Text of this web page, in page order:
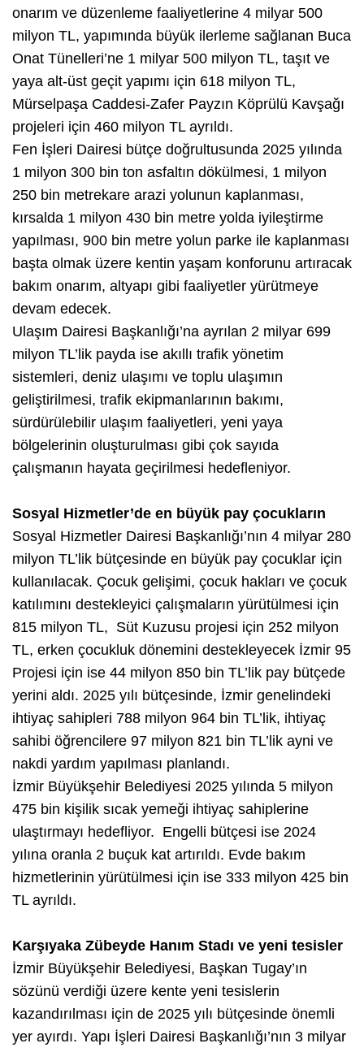
onarım ve düzenleme faaliyetlerine 4 milyar 500
milyon TL, yapımında büyük ilerleme sağlanan Buca
Onat Tünelleri’ne 1 milyar 500 milyon TL, taşıt ve
yaya alt-üst geçit yapımı için 618 milyon TL,
Mürselpaşa Caddesi-Zafer Payzın Köprülü Kavşağı
projeleri için 460 milyon TL ayrıldı.
Fen İşleri Dairesi bütçe doğrultusunda 2025 yılında
1 milyon 300 bin ton asfaltın dökülmesi, 1 milyon
250 bin metrekare arazi yolunun kaplanması,
kırsalda 1 milyon 430 bin metre yolda iyileştirme
yapılması, 900 bin metre yolun parke ile kaplanması
başta olmak üzere kentin yaşam konforunu artıracak
bakım onarım, altyapı gibi faaliyetler yürütmeye
devam edecek.
Ulaşım Dairesi Başkanlığı’na ayrılan 2 milyar 699
milyon TL’lik payda ise akıllı trafik yönetim
sistemleri, deniz ulaşımı ve toplu ulaşımın
geliştirilmesi, trafik ekipmanlarının bakımı,
sürdürülebilir ulaşım faaliyetleri, yeni yaya
bölgelerinin oluşturulması gibi çok sayıda
çalışmanın hayata geçirilmesi hedefleniyor.
Sosyal Hizmetler’de en büyük pay çocukların
Sosyal Hizmetler Dairesi Başkanlığı’nın 4 milyar 280
milyon TL’lik bütçesinde en büyük pay çocuklar için
kullanılacak. Çocuk gelişimi, çocuk hakları ve çocuk
katılımını destekleyici çalışmaların yürütülmesi için
815 milyon TL, Süt Kuzusu projesi için 252 milyon
TL, erken çocukluk dönemini destekleyecek İzmir 95
Projesi için ise 44 milyon 850 bin TL’lik pay bütçede
yerini aldı. 2025 yılı bütçesinde, İzmir genelindeki
ihtiyaç sahipleri 788 milyon 964 bin TL’lik, ihtiyaç
sahibi öğrencilere 97 milyon 821 bin TL’lik ayni ve
nakdi yardım yapılması planlandı.
İzmir Büyükşehir Belediyesi 2025 yılında 5 milyon
475 bin kişilik sıcak yemeği ihtiyaç sahiplerine
ulaştırmayı hedefliyor. Engelli bütçesi ise 2024
yılına oranla 2 buçuk kat artırıldı. Evde bakım
hizmetlerinin yürütülmesi için ise 333 milyon 425 bin
TL ayrıldı.
Karşıyaka Zübeyde Hanım Stadı ve yeni tesisler
İzmir Büyükşehir Belediyesi, Başkan Tugay’ın
sözünü verdiği üzere kente yeni tesislerin
kazandırılması için de 2025 yılı bütçesinde önemli
yer ayırdı. Yapı İşleri Dairesi Başkanlığı’nın 3 milyar